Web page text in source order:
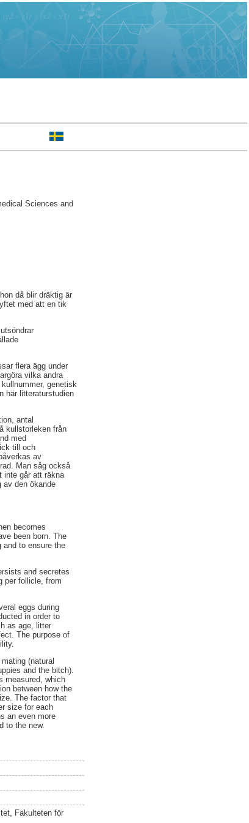
Sciences and
då blir dräktig är
med att en tik
flera ägg under
vilka andra
genetisk
här litteraturstudien
antal
kullstorleken från
med
till och
av
Man såg också
inte går att räkna
av den ökande
becomes
been born. The
and to ensure the
and secretes
per follicle, from
eggs during
in order to
as age, litter
The purpose of
(natural
and the bitch).
measured, which
between how the
The factor that
size for each
an even more
to the new.
Fakulteten för